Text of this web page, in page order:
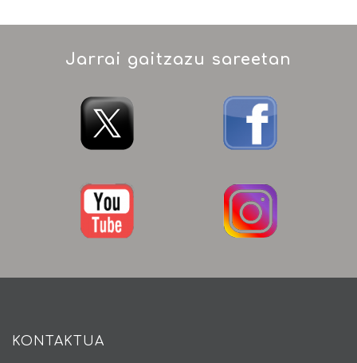
Jarrai gaitzazu sareetan
KONTAKTUA